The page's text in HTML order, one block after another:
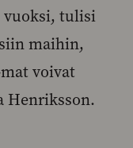
vuoksi, tulisi
maihin,
voivat
Henriksson.